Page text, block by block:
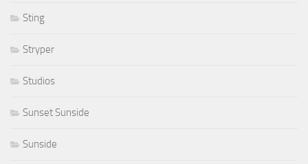
Sting
Stryper
Studios
Sunset Sunside
Sunside